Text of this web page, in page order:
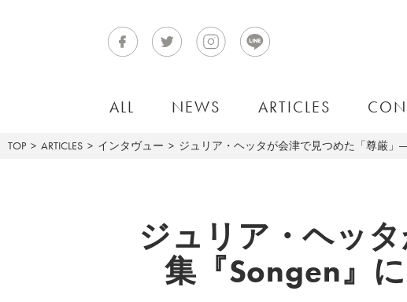
ALL NEWS ARTICLES
TOP ARTICLES インタヴュー ジュリア・ヘッタが会津で見つめた「尊厳
ジュリア・ヘッ
集『Songen』